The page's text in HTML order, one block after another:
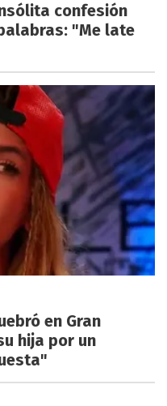
confesión
"Me late
en Gran
hija por un